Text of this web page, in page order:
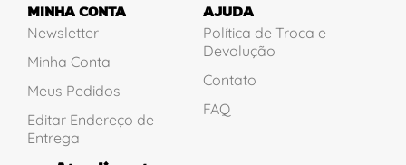
MINHA CONTA
Newsletter
Minha Conta
Meus Pedidos
Editar Endereço de
Entrega
AJUDA
Política de Troca e
Devolução
Contato
FAQ